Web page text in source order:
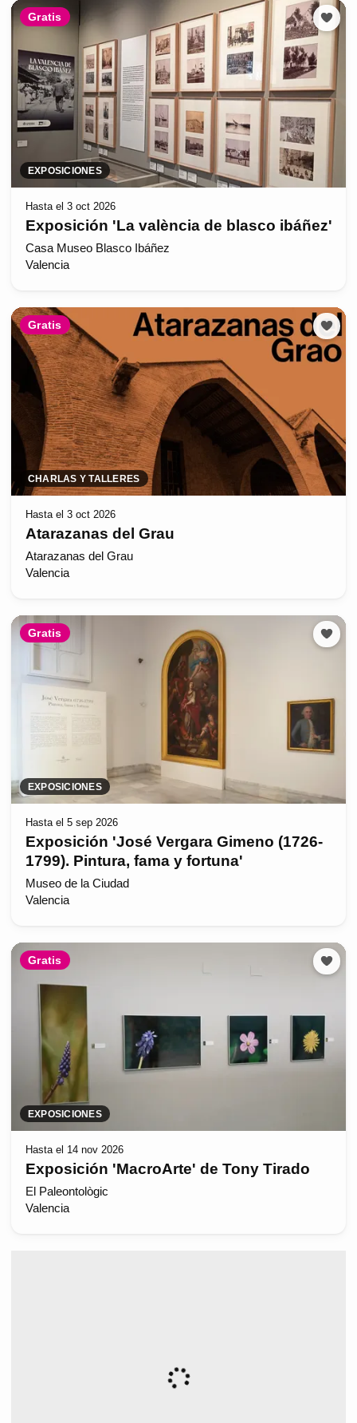
Gratis
EXPOSICIONES
Hasta el 3 oct 2026
Exposición 'La valència de blasco ibáñez'
Casa Museo Blasco Ibáñez
Valencia
Gratis
CHARLAS Y TALLERES
Hasta el 3 oct 2026
Atarazanas del Grau
Atarazanas del Grau
Valencia
Gratis
EXPOSICIONES
Hasta el 5 sep 2026
Exposición 'José Vergara Gimeno (1726-
1799). Pintura, fama y fortuna'
Museo de la Ciudad
Valencia
Gratis
EXPOSICIONES
Hasta el 14 nov 2026
Exposición 'MacroArte' de Tony Tirado
El Paleontològic
Valencia